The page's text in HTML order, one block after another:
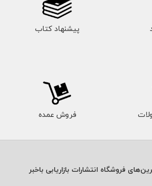
پیشنهاد کتاب
فروش عمده
فروشگاه انتشارات بازاریابی باخبر